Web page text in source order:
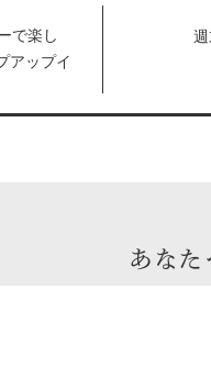
で楽し
アップイ
画は寿
あな